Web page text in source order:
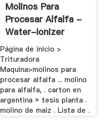
Molinos Para
Procesar Alfalfa -
Water-Ionizer
Página de inicio >
Trituradora
Maquina>molinos para
procesar alfalfa ... molino
para alfalfa, . carton en
argentina » tesis planta .
molino de maiz . Lista de .